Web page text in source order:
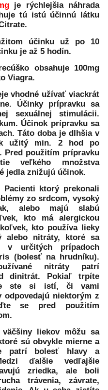
je rýchlejšia náhrada
tú istú účinnú látku
účinku už po 10
je až 5 hodín.
obsahuje 100mg
Viagra.
vhodné užívať viackrát
Účinky prípravku sa
sexuálnej stimulácii.
Účinok prípravku sa
Táto doba je dlhšia v
užitý min. 2 hod po
Pred použitím prípravku
veľkého množstva
jedla znižujú účinok.
Pacienti ktorý prekonali
zo srdcom, vysoký
alebo majú slabú
kto má alergickou
kto používa lieky
alebo nitráty, ktoré sa
v určitých prípadoch
(bolesť na hrudníku).
nitráty patrí
dinitrát. Pokiaľ trpíte
ste si istí, či vami
odpovedajú niektorým z
se pred použitím
liekov môžu sa
sú obvykle mierne a
patrí bolesť hlavy a
ďalšie vedľajšie
zriedka, ale boli
trávenia, závrate,